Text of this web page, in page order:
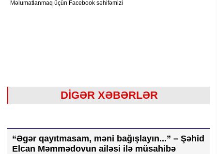
Məlumatlanmaq üçün Facebook səhifəmizi
DİGƏR XƏBƏRLƏR
“Əgər qayıtmasam, məni bağışlayın...” – Şəhid
Elcan Məmmədovun ailəsi ilə müsahibə